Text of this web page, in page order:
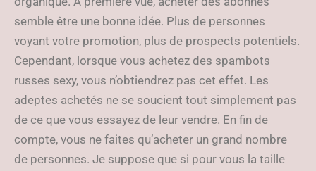
semble être une bonne idée. Plus de personnes
voyant votre promotion, plus de prospects potentiels.
Cependant, lorsque vous achetez des spambots
russes sexy, vous n’obtiendrez pas cet effet. Les
adeptes achetés ne se soucient tout simplement pas
de ce que vous essayez de leur vendre. En fin de
compte, vous ne faites qu’acheter un grand nombre
de personnes. Je suppose que si pour vous la taille